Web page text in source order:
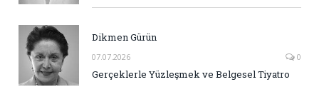
Dikmen Gürün
07.07.2026 0
Gerçeklerle Yüzleşmek ve Belgesel Tiyatro